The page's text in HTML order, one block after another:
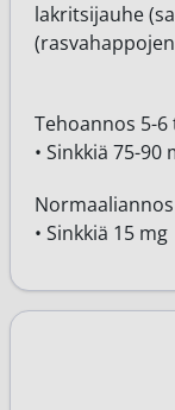
lakritsijauhe
Tehoannos 5-
• Sinkkiä 75-90
• Sinkkiä 15 mg